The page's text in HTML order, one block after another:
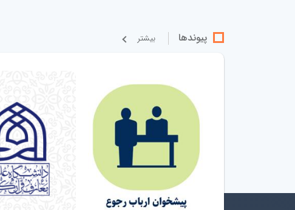
پیوندها بيشتر